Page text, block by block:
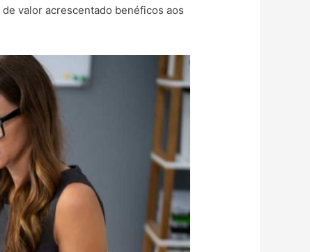
valor acrescentado benéficos aos